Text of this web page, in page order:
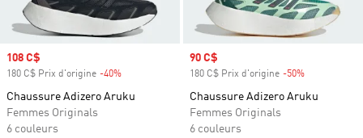
Prix soldé
108 C$
180 C$ Prix d'origine -40%
Chaussure Adizero Aruku
Femmes Originals
6 couleurs
Prix soldé
90 C$
180 C$ Prix d'origine -50%
Chaussure Adizero Aruku
Femmes Originals
6 couleurs